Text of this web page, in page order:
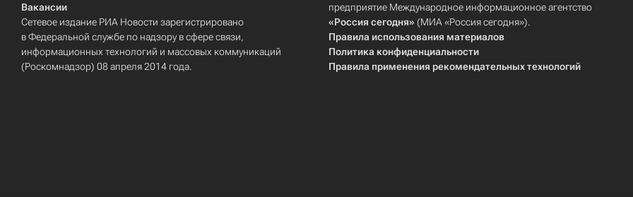
Вакансии
Сетевое издание РИА Новости зарегистрировано
в Федеральной службе по надзору в сфере связи,
информационных технологий и массовых коммуникаций
(Роскомнадзор) 08 апреля 2014 года.
предприятие Международное информационное агентство
«Россия сегодня» (МИА «Россия сегодня»).
Правила использования материалов
Политика конфиденциальности
Правила применения рекомендательных технологий